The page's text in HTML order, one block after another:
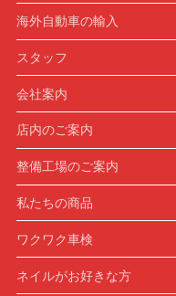
海外自動車の輸入
スタッフ
会社案内
店内のご案内
整備工場のご案内
私たちの商品
ワクワク車検
ネイルがお好きな方